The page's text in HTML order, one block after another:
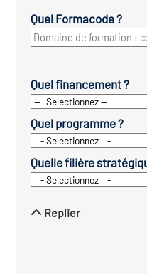
Quel Formacode ?
Quel financement ?
Quel programme ?
Quelle filière
Replier